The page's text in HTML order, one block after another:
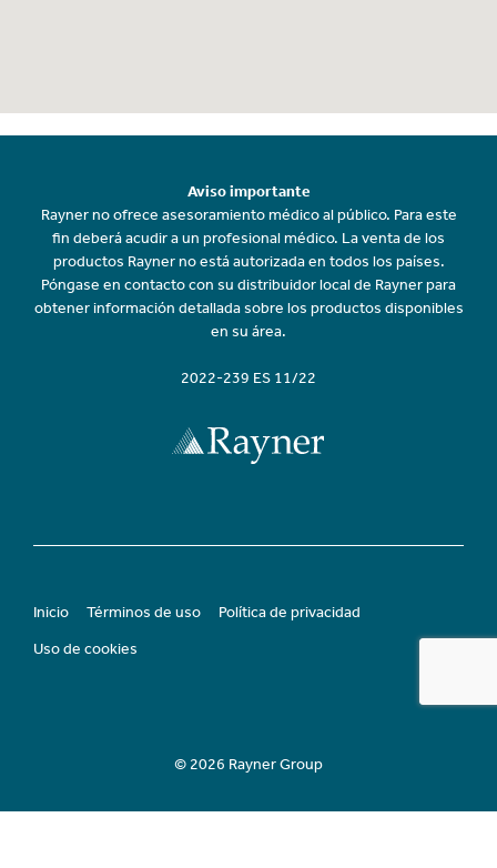
Aviso importante
Rayner no ofrece asesoramiento médico al público. Para este
fin deberá acudir a un profesional médico. La venta de los
productos Rayner no está autorizada en todos los países.
Póngase en contacto con su distribuidor local de Rayner para
obtener información detallada sobre los productos disponibles
en su área.
2022-239 ES 11/22
Inicio Términos de uso
Política de privacidad
Uso de cookies
© 2026 Rayner Group